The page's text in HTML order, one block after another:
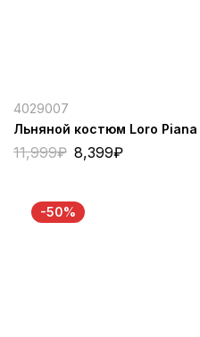
4029007
Льняной костюм Loro Piana
11,999₽ 8,399₽
-50%